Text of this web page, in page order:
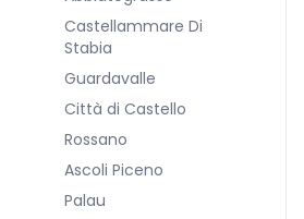
Castellammare Di
Stabia
Guardavalle
Città di Castello
Rossano
Ascoli Piceno
Palau